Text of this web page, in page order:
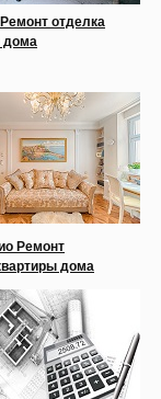
отделка
дома
Ремонт
дома